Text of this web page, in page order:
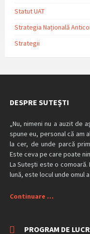
Statut UAT
Strategia Națională
Strategii
DESPRE SUTEȘTI
„Nu, nimeni nu a auzit de
spune eu, personal că am
la cer, de unde parcă
Este ceva pe care poate
La Suteşti este o comoară.
lună, este locul unde omul
Continuare …
PROGRAM DE